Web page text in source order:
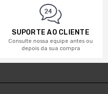
SUPORTE AO CLIENTE
Consulte nossa equipe antes ou
depois da sua compra